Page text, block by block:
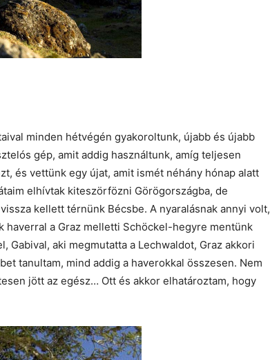
minden hétvégén gyakoroltunk, újabb és újabb
gép, amit addig használtunk, amíg teljesen
és vettünk egy újat, amit ismét néhány hónap alatt
elhívtak kiteszörfözni Görögországba, de
kellett térnünk Bécsbe. A nyaralásnak annyi volt,
haverral a Graz melletti Schöckel-hegyre mentünk
Gabival, aki megmutatta a Lechwaldot, Graz akkori
tanultam, mind addig a haverokkal összesen. Nem
jött az egész… Ott és akkor elhatároztam, hogy